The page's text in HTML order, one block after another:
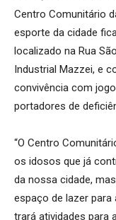
Centro Comunitário
esporte da cidade
localizado na Rua
Industrial Mazzei, e
convivência com
portadores de
“O Centro
os idosos que já
da nossa cidade,
espaço de lazer
trará atividades para